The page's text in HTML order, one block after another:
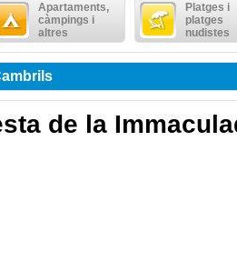
Apartaments,
càmpings i
altres
Platges i
platges
nudistes
de la